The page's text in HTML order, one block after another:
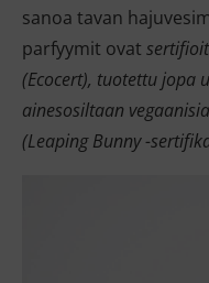
sanoa tavan
parfyymit ovat
(Ecocert), tuotettu jopa
ainesosiltaan
(Leaping Bunny -